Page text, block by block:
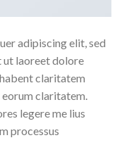
adipiscing elit, sed
ut laoreet dolore
claritatem
eorum claritatem.
legere me lius
processus